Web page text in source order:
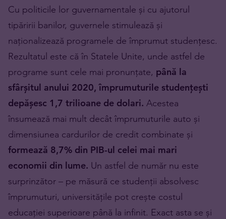
Cu politicile lor guvernamentale și cu ajutorul
tipăririi banilor, guvernele stimulează și
naționalizează programele de împrumut studențesc.
Rezultatul este că în Statele Unite, unde astfel de
programe sunt cele mai pronunțate, până la
sfârșitul anului 2020, împrumuturile studențești
depășesc 1,7 trilioane de dolari. Acestea
însumează mai mult decât împrumuturile auto și
dimensiunea cardurilor de credit combinate și
formează 8,7% din PIB-ul celei mai mari
economii din lume. Un astfel de număr nu este
surprinzător – pe măsură ce studenții absolvesc
împrumuturi, universitățile pot crește costul
educației superioare până la infinit. Exact asta se și